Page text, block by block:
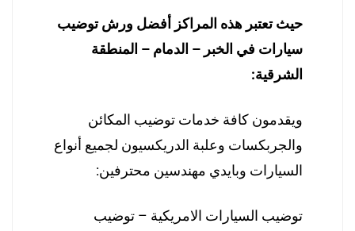
حيث تعتبر هذه المراكز أفضل ورش توضيب
سيارات في الخبر – الدمام – المنطقة
الشرقية:
ويقدمون كافة خدمات توضيب المكائن
والجربكسات وعلبة الدريكسيون لجميع أنواع
السيارات وبايدي مهندسين محترفين:
توضيب السيارات الامريكية – توضيب